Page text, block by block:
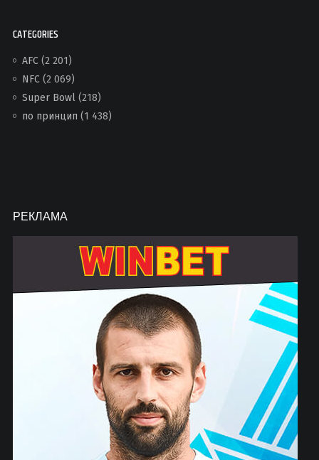
CATEGORIES
AFC(2 201)
NFC(2 069)
Super Bowl(218)
по принцип (1 438)
РЕКЛАМА